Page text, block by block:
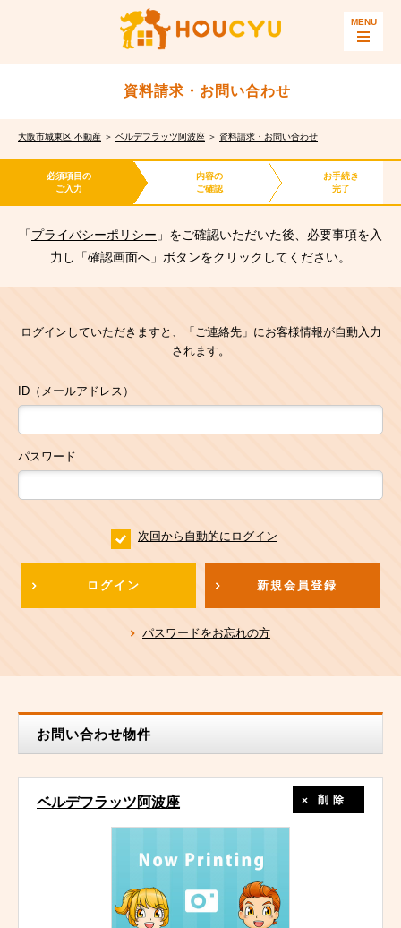
資料請求・お問い合わせ
大阪市城東区 不動産 ＞ ベルデフラッツ阿波座 ＞ 資料請求・お問い合わせ
必須項目の
ご入力
内容の
ご確認
お手続き
完了
「プライバシーポリシー 」をご確認いただいた後、必要事項を入
力し「確認画面へ」ボタンをクリックしてください。
ログインしていただきますと、「ご連絡先」にお客様情報が自動入力
されます。
ID（メールアドレス）
パスワード
次回から自動的にログイン
ログイン 新規会員登録
パスワードをお忘れの方
お問い合わせ物件
ベルデフラッツ阿波座 削除